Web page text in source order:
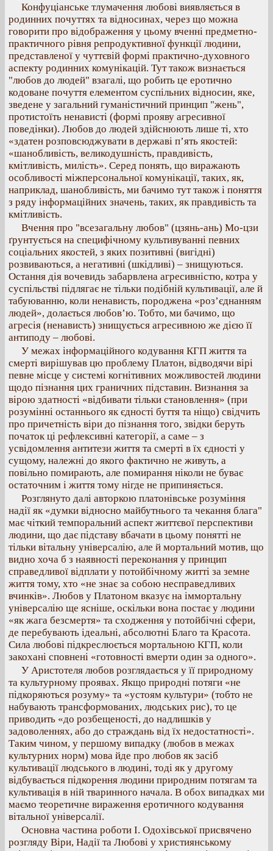
Конфуціанське тлумачення любові виявляється в
родинних почуттях та відносинах, через що можна
говорити про відображення у цьому вченні предметно-
практичного рівня репродуктивної функції людини,
представленої у чуттєвій формі практично-духовного
аспекту родинних комунікацій. Тут також визнається
"любов до людей" взагалі, що робить це еротично
кодоване почуття елементом суспільних відносин, яке,
зведене у загальний гуманістичний принцип "жень",
протистоїть ненависті (формі прояву агресивної
поведінки). Любов до людей здійснюють лише ті, хто
«здатен розповсюджувати в державі п’ять якостей:
«шанобливість, великодушність, правдивість,
кмітливість, милість». Серед понять, що виражають
особливості міжперсональної комунікації, таких, як,
наприклад, шанобливість, ми бачимо тут також і поняття
з ряду інформаційних значень, таких, як правдивість та
кмітливість.
Вчення про "всезагальну любов" (цзянь-ань) Мо-цзи
ґрунтується на специфічному культивуванні певних
соціальних якостей, з яких позитивні (вигідні)
розвиваються, а негативні (шкідливі) – знищуються.
Остання дія вочевидь забарвлена агресивністю, котра у
суспільстві підлягає не тільки подібній культивації, але й
табуюванню, коли ненависть, породжена «роз’єднанням
людей», долається любов’ю. Тобто, ми бачимо, що
агресія (ненависть) знищується агресивною же дією її
антиподу – любові.
У межах інформаційного кодування КГП життя та
смерті вирішував цю проблему Платон, відводячи вірі
певне місце у системі когнітивних можливостей людини
щодо пізнання цих граничних підставин. Визнання за
вірою здатності «відбивати тільки становлення» (при
розумінні останнього як єдності буття та ніщо) свідчить
про причетність віри до пізнання того, звідки беруть
початок ці рефлексивні категорії, а саме – з
усвідомлення антитези життя та смерті в їх єдності у
сущому, належні до якого фактично не живуть, а
повільно помирають, але помирання ніколи не буває
остаточним і життя тому нігде не припиняється.
Розглянуто далі авторкою платонівське розуміння
надії як «думки відносно майбутнього та чекання блага"
має чіткий темпоральний аспект життєвої перспективи
людини, що дає підставу вбачати в цьому понятті не
тільки вітальну універсалію, але й мортальний мотив, що
видно хоча б з наявності переконання у принцип
справедливої відплати у потойбічному житті за земне
життя тому, хто «не знає за собою несправедливих
вчинків». Любов у Платоном вказує на іммортальну
універсалію ще ясніше, оскільки вона постає у людини
«як жага безсмертя» та сходження у потойбічні сфери,
де перебувають ідеальні, абсолютні Благо та Красота.
Сила любові підкреслюється мортальною КГП, коли
закохані сповнені «готовності вмерти один за одного».
У Аристотеля любов розглядається у її природному
та культурному проявах. Якщо природні потяги «не
підкоряються розуму» та «устоям культури» (тобто не
набувають трансформованих, людських рис), то це
приводить «до розбещеності, до надлишків у
задоволеннях, або до страждань від їх недостатності».
Таким чином, у першому випадку (любов в межах
культурних норм) мова йде про любов як засіб
культивації людського в людині, тоді як у другому
відбувається підкорення людини природним потягам та
культивація в ній тваринного начала. В обох випадках ми
маємо теоретичне вираження еротичного кодування
вітальної універсалії.
Основна частина роботи І. Одохівської присвячено
розгляду Віри, Надії та Любові у християнському